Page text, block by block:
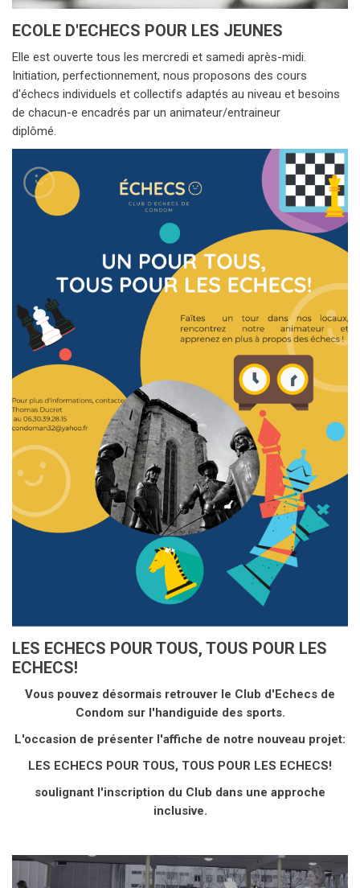
ECOLE D'ECHECS POUR LES JEUNES
Elle est ouverte tous les mercredi et samedi après-midi.
Initiation, perfectionnement, nous proposons des cours
d'échecs individuels et collectifs adaptés au niveau et besoins
de chacun-e encadrés par un animateur/entraineur
diplômé.
LES ECHECS POUR TOUS, TOUS POUR LES
ECHECS!
Vous pouvez désormais retrouver le Club d'Echecs de
Condom sur l'handiguide des sports.
L'occasion de présenter l'affiche de notre nouveau projet:
LES ECHECS POUR TOUS, TOUS POUR LES ECHECS!
soulignant l'inscription du Club dans une approche
inclusive.